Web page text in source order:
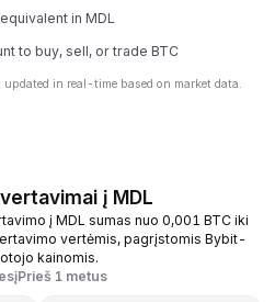
in MDL
to buy, sell, or trade BTC
in real-time based on market data.
į MDL
į MDL sumas nuo 0,001 BTC iki
vertėmis, pagrįstomis Bybit-
kainomis.
Prieš 1 metus